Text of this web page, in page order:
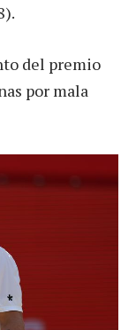
del premio
por mala